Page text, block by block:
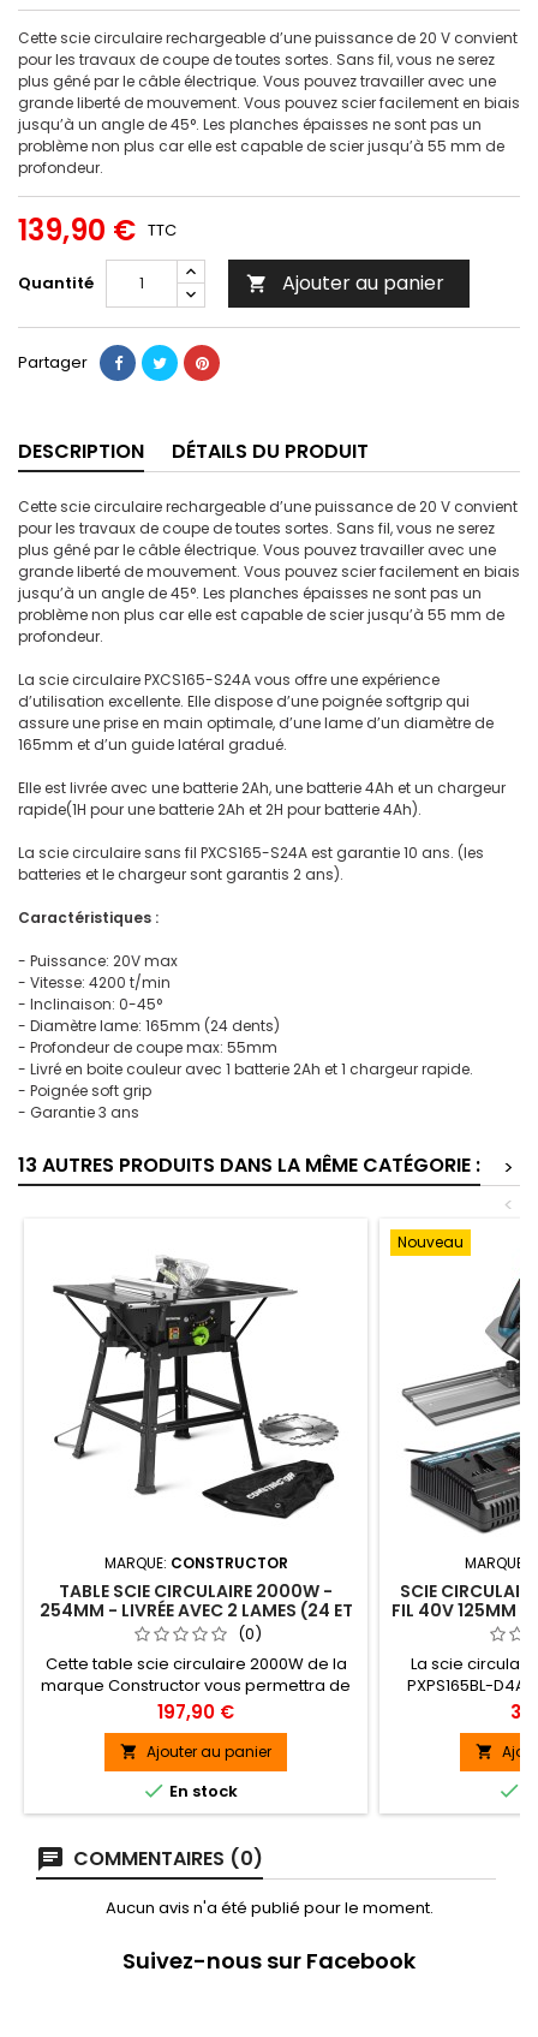
Cette scie circulaire rechargeable d’une puissance de 20 V convient
pour les travaux de coupe de toutes sortes. Sans fil, vous ne serez
plus gêné par le câble électrique. Vous pouvez travailler avec une
grande liberté de mouvement. Vous pouvez scier facilement en biais
jusqu’à un angle de 45°. Les planches épaisses ne sont pas un
problème non plus car elle est capable de scier jusqu’à 55 mm de
profondeur.
139,90 € TTC
Quantité  Ajouter au panier
Partager
DESCRIPTION DÉTAILS DU PRODUIT
Cette scie circulaire rechargeable d’une puissance de 20 V convient
pour les travaux de coupe de toutes sortes. Sans fil, vous ne serez
plus gêné par le câble électrique. Vous pouvez travailler avec une
grande liberté de mouvement. Vous pouvez scier facilement en biais
jusqu’à un angle de 45°. Les planches épaisses ne sont pas un
problème non plus car elle est capable de scier jusqu’à 55 mm de
profondeur.
La scie circulaire PXCS165-S24A vous offre une expérience
d’utilisation excellente. Elle dispose d’une poignée softgrip qui
assure une prise en main optimale, d’une lame d’un diamètre de
165mm et d’un guide latéral gradué.
Elle est livrée avec une batterie 2Ah, une batterie 4Ah et un chargeur
rapide(1H pour une batterie 2Ah et 2H pour batterie 4Ah).
La scie circulaire sans fil PXCS165-S24A est garantie 10 ans. (les
batteries et le chargeur sont garantis 2 ans).
Caractéristiques :
- Puissance: 20V max
- Vitesse: 4200 t/min
- Inclinaison: 0-45°
- Diamètre lame: 165mm (24 dents)
- Profondeur de coupe max: 55mm
- Livré en boite couleur avec 1 batterie 2Ah et 1 chargeur rapide.
- Poignée soft grip
- Garantie 3 ans
13 AUTRES PRODUITS DANS LA MÊME CATÉGORIE :
>
<
MARQUE: CONSTRUCTOR
TABLE SCIE CIRCULAIRE 2000W -
254MM - LIVRÉE AVEC 2 LAMES (24 ET
40 DENTS) - CONSTRUCTOR
(0)
Cette table scie circulaire 2000W de la
marque Constructor vous permettra de
faire des découpes droites ou en biais
(0 - 45°) dans du MDF, du bois massif,
des panneaux...Stable et robuste, la
machine est posée sur un support
métallique avec des pieds en
caoutchouc anti dérapants.Sa hauteur
(et de 93cm avec ses 2...
Prix
197,90 €
 Ajouter au panier
 En stock
Nouveau
MARQUE:
SCIE
FIL 40V 125MM
AVEC 2
DOUBLE
La scie
PXPS165BL-
faire des
système de
aluminium de
système de
vous permettra
en plein
Prix


COMMENTAIRES (0)
Aucun avis n'a été publié pour le moment.
Suivez-nous sur Facebook